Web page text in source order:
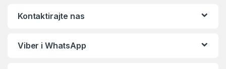
Kontaktirajte nas
Viber i WhatsApp